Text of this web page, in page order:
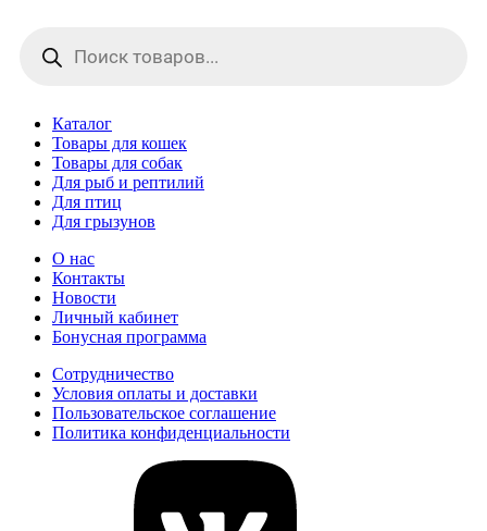
товаров
Каталог
Товары для кошек
Товары для собак
Для рыб и рептилий
Для птиц
Для грызунов
О нас
Контакты
Новости
Личный кабинет
Бонусная программа
Сотрудничество
Условия оплаты и доставки
Пользовательское соглашение
Политика конфиденциальности